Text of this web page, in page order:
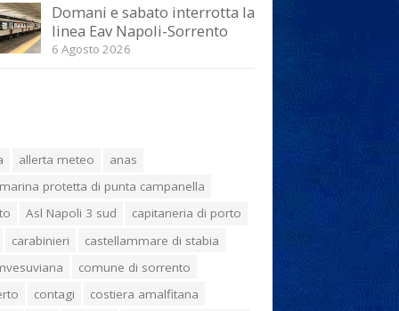
Domani e sabato interrotta la
linea Eav Napoli-Sorrento
6 Agosto 2026
allerta meteo
anas
protetta di punta campanella
Asl Napoli 3 sud
capitaneria di porto
carabinieri
castellammare di stabia
comune di sorrento
contagi
costiera amalfitana